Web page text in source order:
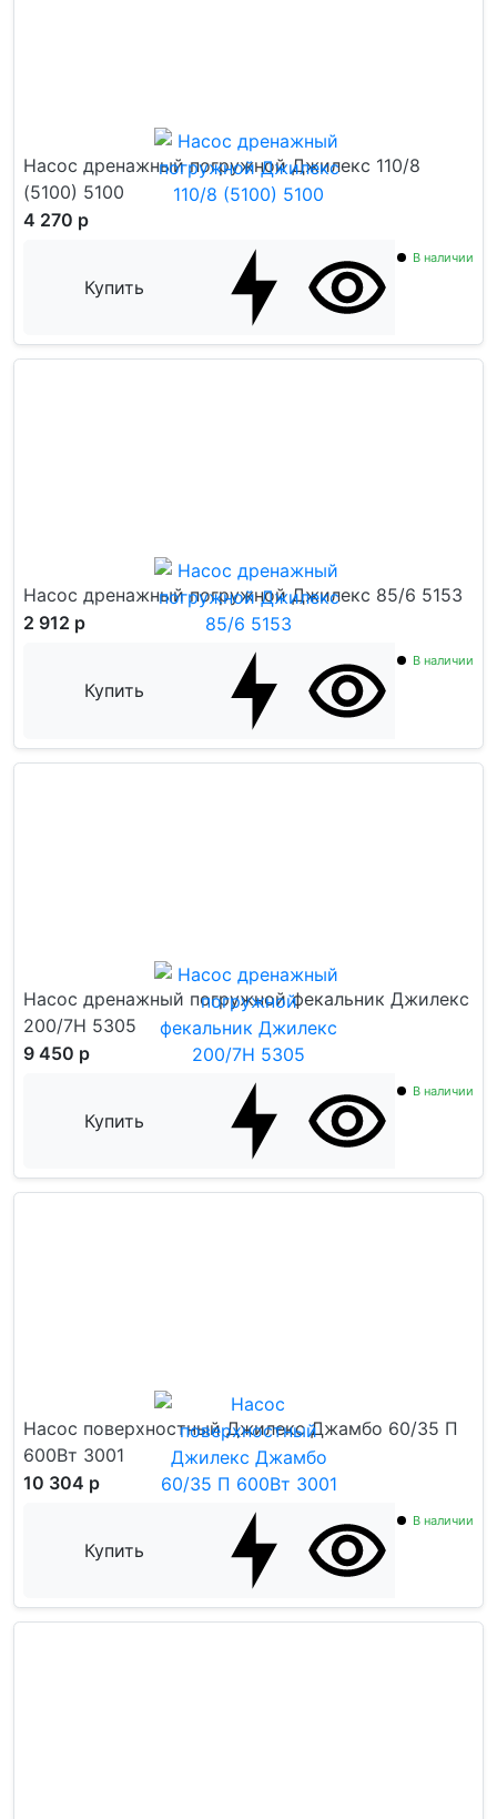
Насос дренажный погружной Джилекс 110/8
(5100) 5100
4 270 р
Купить
В наличии
Насос дренажный погружной Джилекс 85/6 5153
2 912 р
Купить
В наличии
Насос дренажный погружной фекальник Джилекс
200/7Н 5305
9 450 р
Купить
В наличии
Насос поверхностный Джилекс Джамбо 60/35 П
600Вт 3001
10 304 р
Купить
В наличии